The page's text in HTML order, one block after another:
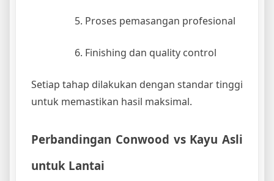
Proses pemasangan profesional
Finishing dan quality control
Setiap tahap dilakukan dengan standar tinggi
untuk memastikan hasil maksimal.
Perbandingan Conwood vs Kayu Asli
untuk Lantai